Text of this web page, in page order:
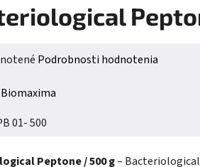
hodnotenie produktu je 0,0 z 5
Podrobnosti hodnotenia
Biomaxima
01- 500
Peptone / 500 g–